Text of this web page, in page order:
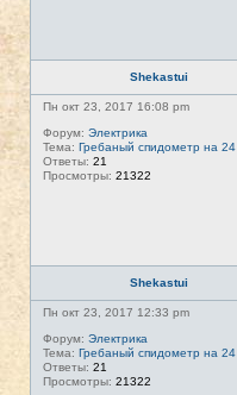
Shekastui
Пн окт 23, 2017 16:08 pm
Форум: Электрика
Тема: Гребаный спидометр на 24
Ответы: 21
Просмотры: 21322
Shekastui
Пн окт 23, 2017 12:33 pm
Форум: Электрика
Тема: Гребаный спидометр на 24
Ответы: 21
Просмотры: 21322